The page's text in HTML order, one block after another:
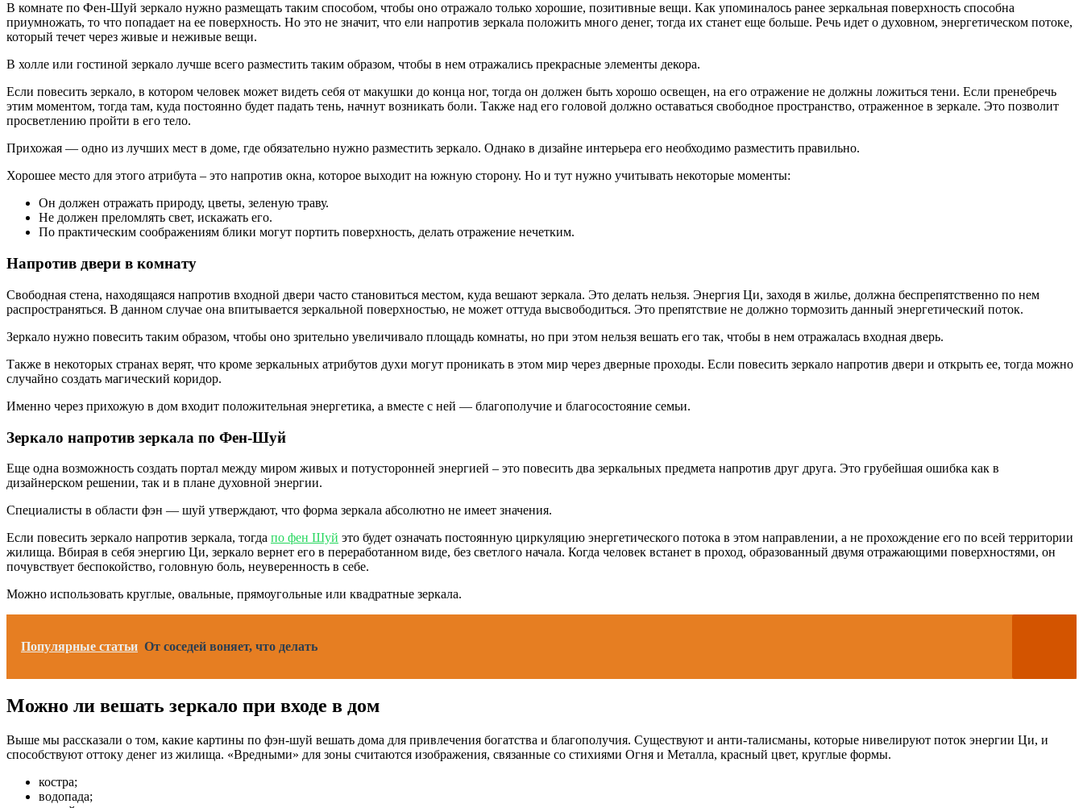
В комнате по Фен-Шуй зеркало нужно размещать таким способом, чтобы оно отражало только хорошие, позитивные вещи. Как упоминалось ранее зеркальная поверхность способна
приумножать, то что попадает на ее поверхность. Но это не значит, что ели напротив зеркала положить много денег, тогда их станет еще больше. Речь идет о духовном, энергетическом потоке,
который течет через живые и неживые вещи.
В холле или гостиной зеркало лучше всего разместить таким образом, чтобы в нем отражались прекрасные элементы декора.
Если повесить зеркало, в котором человек может видеть себя от макушки до конца ног, тогда он должен быть хорошо освещен, на его отражение не должны ложиться тени. Если пренебречь
этим моментом, тогда там, куда постоянно будет падать тень, начнут возникать боли. Также над его головой должно оставаться свободное пространство, отраженное в зеркале. Это позволит
просветлению пройти в его тело.
Прихожая — одно из лучших мест в доме, где обязательно нужно разместить зеркало. Однако в дизайне интерьера его необходимо разместить правильно.
Хорошее место для этого атрибута – это напротив окна, которое выходит на южную сторону. Но и тут нужно учитывать некоторые моменты:
Он должен отражать природу, цветы, зеленую траву.
Не должен преломлять свет, искажать его.
По практическим соображениям блики могут портить поверхность, делать отражение нечетким.
Напротив двери в комнату
Свободная стена, находящаяся напротив входной двери часто становиться местом, куда вешают зеркала. Это делать нельзя. Энергия Ци, заходя в жилье, должна беспрепятственно по нем
распространяться. В данном случае она впитывается зеркальной поверхностью, не может оттуда высвободиться. Это препятствие не должно тормозить данный энергетический поток.
Зеркало нужно повесить таким образом, чтобы оно зрительно увеличивало площадь комнаты, но при этом нельзя вешать его так, чтобы в нем отражалась входная дверь.
Также в некоторых странах верят, что кроме зеркальных атрибутов духи могут проникать в этом мир через дверные проходы. Если повесить зеркало напротив двери и открыть ее, тогда можно
случайно создать магический коридор.
Именно через прихожую в дом входит положительная энергетика, а вместе с ней — благополучие и благосостояние семьи.
Зеркало напротив зеркала по Фен-Шуй
Еще одна возможность создать портал между миром живых и потусторонней энергией – это повесить два зеркальных предмета напротив друг друга. Это грубейшая ошибка как в
дизайнерском решении, так и в плане духовной энергии.
Специалисты в области фэн — шуй утверждают, что форма зеркала абсолютно не имеет значения.
Если повесить зеркало напротив зеркала, тогда по фен Шуй это будет означать постоянную циркуляцию энергетического потока в этом направлении, а не прохождение его по всей территории
жилища. Вбирая в себя энергию Ци, зеркало вернет его в переработанном виде, без светлого начала. Когда человек встанет в проход, образованный двумя отражающими поверхностями, он
почувствует беспокойство, головную боль, неуверенность в себе.
Можно использовать круглые, овальные, прямоугольные или квадратные зеркала.
Популярные статьи От соседей воняет, что делать
Можно ли вешать зеркало при входе в дом
Выше мы рассказали о том, какие картины по фэн-шуй вешать дома для привлечения богатства и благополучия. Существуют и анти-талисманы, которые нивелируют поток энергии Ци, и
способствуют оттоку денег из жилища. «Вредными» для зоны считаются изображения, связанные со стихиями Огня и Металла, красный цвет, круглые формы.
костра;
водопада;